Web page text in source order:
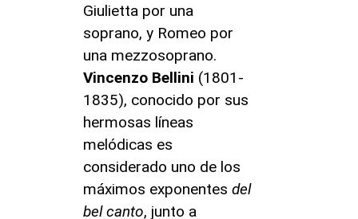
Giulietta por una
soprano, y Romeo por
una mezzosoprano.
Vincenzo Bellini (1801-
1835), conocido por sus
hermosas líneas
melódicas es
considerado uno de los
máximos exponentes del
bel canto, junto a